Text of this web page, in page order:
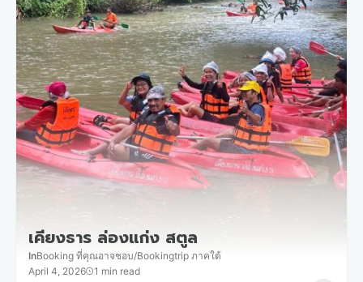
เคียงธาร ล่องแก่ง สตูล
InBooking ที่คุณอาจชอบ/Bookingtrip ภาคใต้
April 4, 2026
1 min read